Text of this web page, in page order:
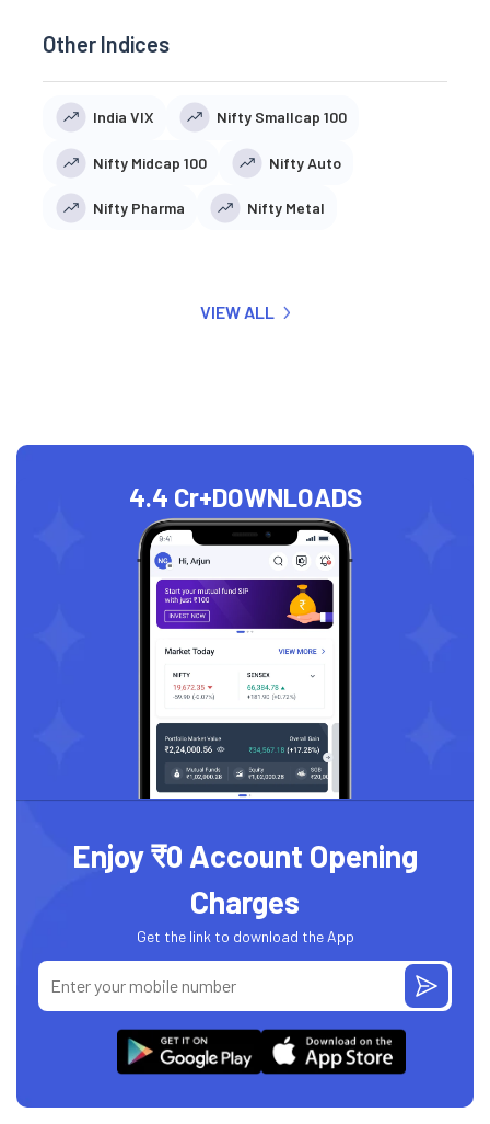
Other Indices
India VIX Nifty Smallcap 100
Nifty Midcap 100 Nifty Auto
Nifty Pharma Nifty Metal
VIEW ALL
4.4 Cr+DOWNLOADS
Enjoy ₹0 Account Opening
Charges
Get the link to download the App